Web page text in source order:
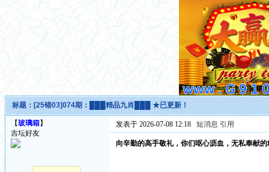
标题： [25错03]074期：███精品九肖███ ★已更新！
【玻璃箱】
吉坛好友
发表于 2026-07-08 12:18 短消息 引用
向辛勤的高手敬礼，你们呕心沥血，无私奉献